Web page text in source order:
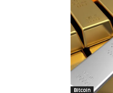
Bitcoin